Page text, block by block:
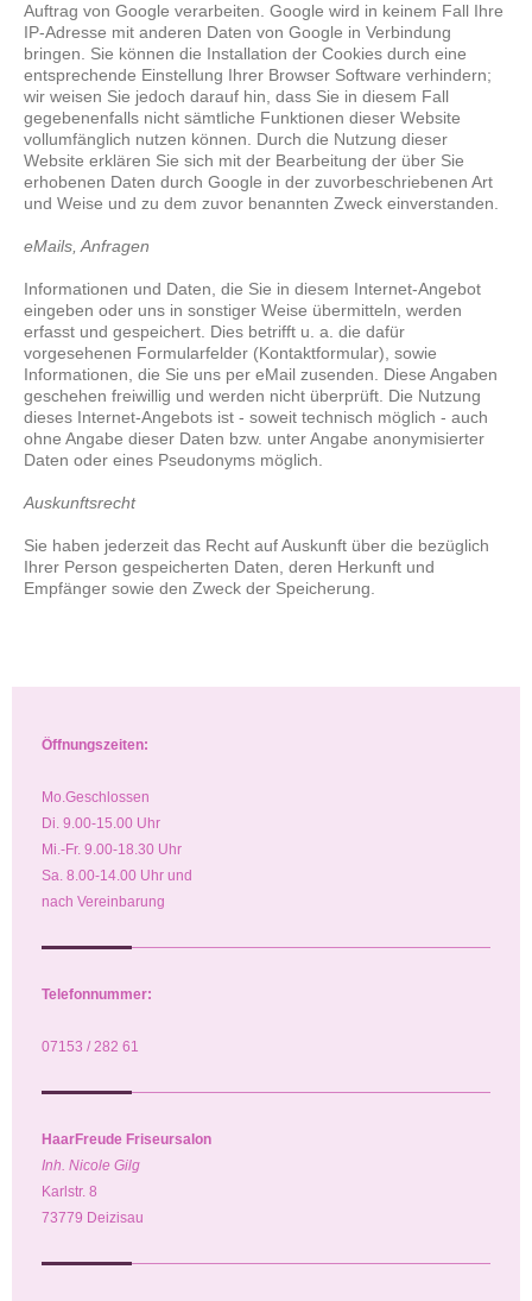
Auftrag von Google verarbeiten. Google wird in keinem Fall Ihre
IP-Adresse mit anderen Daten von Google in Verbindung
bringen. Sie können die Installation der Cookies durch eine
entsprechende Einstellung Ihrer Browser Software verhindern;
wir weisen Sie jedoch darauf hin, dass Sie in diesem Fall
gegebenenfalls nicht sämtliche Funktionen dieser Website
vollumfänglich nutzen können. Durch die Nutzung dieser
Website erklären Sie sich mit der Bearbeitung der über Sie
erhobenen Daten durch Google in der zuvorbeschriebenen Art
und Weise und zu dem zuvor benannten Zweck einverstanden.
eMails, Anfragen
Informationen und Daten, die Sie in diesem Internet-Angebot
eingeben oder uns in sonstiger Weise übermitteln, werden
erfasst und gespeichert. Dies betrifft u. a. die dafür
vorgesehenen Formularfelder (Kontaktformular), sowie
Informationen, die Sie uns per eMail zusenden. Diese Angaben
geschehen freiwillig und werden nicht überprüft. Die Nutzung
dieses Internet-Angebots ist - soweit technisch möglich - auch
ohne Angabe dieser Daten bzw. unter Angabe anonymisierter
Daten oder eines Pseudonyms möglich.
Auskunftsrecht
Sie haben jederzeit das Recht auf Auskunft über die bezüglich
Ihrer Person gespeicherten Daten, deren Herkunft und
Empfänger sowie den Zweck der Speicherung.
Öffnungszeiten:
Mo.Geschlossen
Di. 9.00-15.00 Uhr
Mi.-Fr. 9.00-18.30 Uhr
Sa. 8.00-14.00 Uhr und
nach Vereinbarung
Telefonnummer:
07153 / 282 61
HaarFreude Friseursalon
Inh. Nicole Gilg
Karlstr. 8
73779 Deizisau